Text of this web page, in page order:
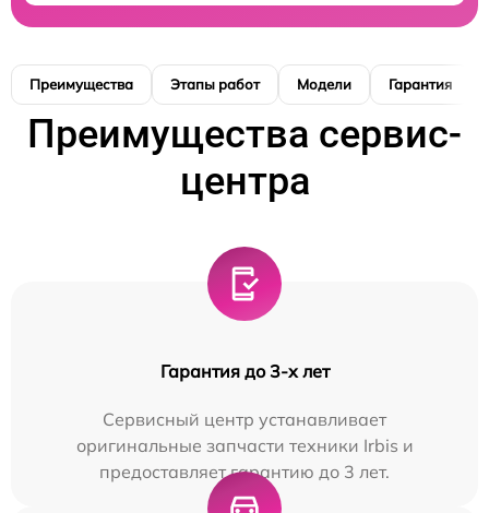
Преимущества Этапы работ Модели Гарантия
Преимущества сервис-
центра
Гарантия до 3-х лет
Сервисный центр устанавливает
оригинальные запчасти техники Irbis и
предоставляет гарантию до 3 лет.